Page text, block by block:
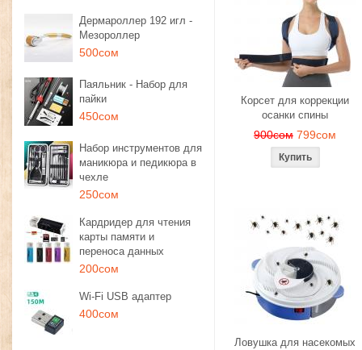
Дермароллер 192 игл -
Мезороллер
500сом
Паяльник - Набор для
пайки
450сом
Набор инструментов для
маникюра и педикюра в
чехле
250сом
Кардридер для чтения
карты памяти и
переноса данных
200сом
Wi-Fi USB адаптер
400сом
Корсет для коррекции
осанки спины
900сом 799сом
Ловушка для насекомых